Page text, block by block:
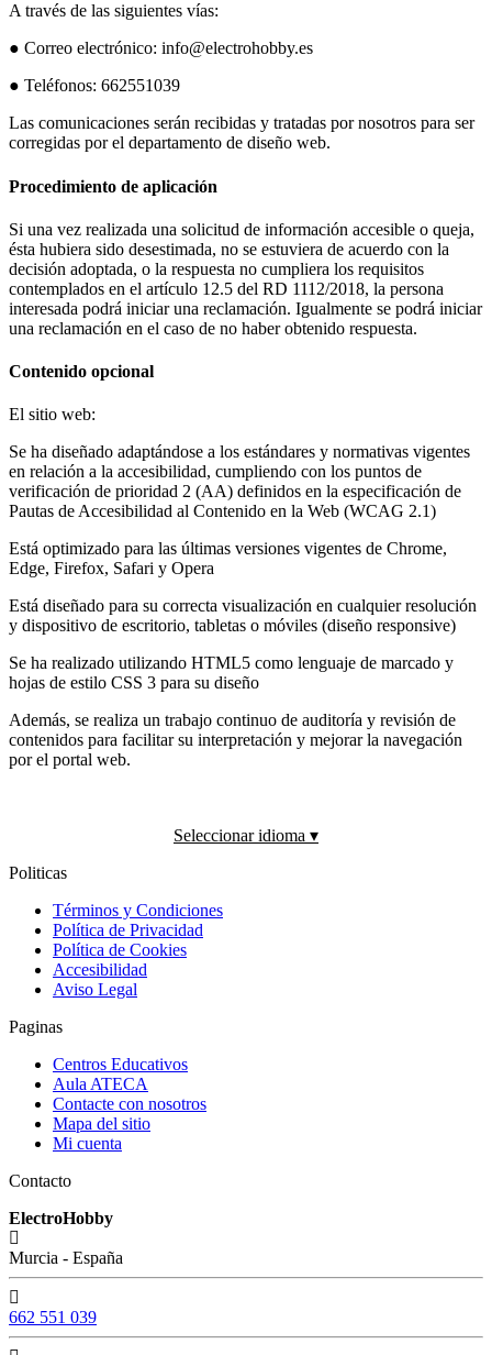
A través de las siguientes vías:
● Correo electrónico: info@electrohobby.es
● Teléfonos: 662551039
Las comunicaciones serán recibidas y tratadas por nosotros para ser
corregidas por el departamento de diseño web.
Procedimiento de aplicación
Si una vez realizada una solicitud de información accesible o queja,
ésta hubiera sido desestimada, no se estuviera de acuerdo con la
decisión adoptada, o la respuesta no cumpliera los requisitos
contemplados en el artículo 12.5 del RD 1112/2018, la persona
interesada podrá iniciar una reclamación. Igualmente se podrá iniciar
una reclamación en el caso de no haber obtenido respuesta.
Contenido opcional
El sitio web:
Se ha diseñado adaptándose a los estándares y normativas vigentes
en relación a la accesibilidad, cumpliendo con los puntos de
verificación de prioridad 2 (AA) definidos en la especificación de
Pautas de Accesibilidad al Contenido en la Web (WCAG 2.1)
Está optimizado para las últimas versiones vigentes de Chrome,
Edge, Firefox, Safari y Opera
Está diseñado para su correcta visualización en cualquier resolución
y dispositivo de escritorio, tabletas o móviles (diseño responsive)
Se ha realizado utilizando HTML5 como lenguaje de marcado y
hojas de estilo CSS 3 para su diseño
Además, se realiza un trabajo continuo de auditoría y revisión de
contenidos para facilitar su interpretación y mejorar la navegación
por el portal web.
Seleccionar idioma ▾
Politicas
Términos y Condiciones
Política de Privacidad
Política de Cookies
Accesibilidad
Aviso Legal
Paginas
Centros Educativos
Aula ATECA
Contacte con nosotros
Mapa del sitio
Mi cuenta
Contacto
ElectroHobby
Murcia - España
662 551 039